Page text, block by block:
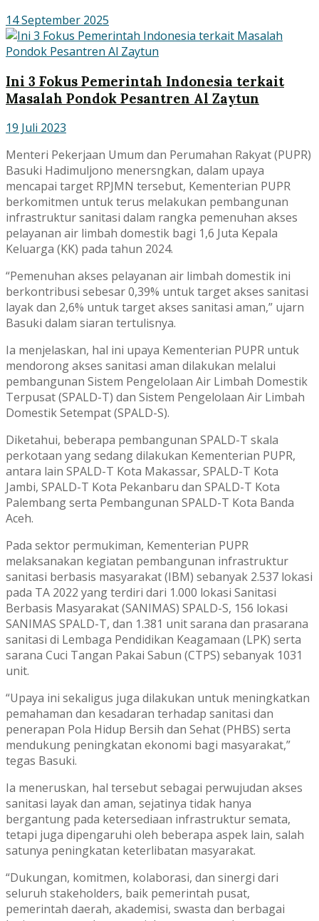
14 September 2025
Ini 3 Fokus Pemerintah Indonesia terkait
Masalah Pondok Pesantren Al Zaytun
19 Juli 2023
Menteri Pekerjaan Umum dan Perumahan Rakyat (PUPR)
Basuki Hadimuljono menersngkan, dalam upaya
mencapai target RPJMN tersebut, Kementerian PUPR
berkomitmen untuk terus melakukan pembangunan
infrastruktur sanitasi dalam rangka pemenuhan akses
pelayanan air limbah domestik bagi 1,6 Juta Kepala
Keluarga (KK) pada tahun 2024.
“Pemenuhan akses pelayanan air limbah domestik ini
berkontribusi sebesar 0,39% untuk target akses sanitasi
layak dan 2,6% untuk target akses sanitasi aman,” ujarn
Basuki dalam siaran tertulisnya.
Ia menjelaskan, hal ini upaya Kementerian PUPR untuk
mendorong akses sanitasi aman dilakukan melalui
pembangunan Sistem Pengelolaan Air Limbah Domestik
Terpusat (SPALD-T) dan Sistem Pengelolaan Air Limbah
Domestik Setempat (SPALD-S).
Diketahui, beberapa pembangunan SPALD-T skala
perkotaan yang sedang dilakukan Kementerian PUPR,
antara lain SPALD-T Kota Makassar, SPALD-T Kota
Jambi, SPALD-T Kota Pekanbaru dan SPALD-T Kota
Palembang serta Pembangunan SPALD-T Kota Banda
Aceh.
Pada sektor permukiman, Kementerian PUPR
melaksanakan kegiatan pembangunan infrastruktur
sanitasi berbasis masyarakat (IBM) sebanyak 2.537 lokasi
pada TA 2022 yang terdiri dari 1.000 lokasi Sanitasi
Berbasis Masyarakat (SANIMAS) SPALD-S, 156 lokasi
SANIMAS SPALD-T, dan 1.381 unit sarana dan prasarana
sanitasi di Lembaga Pendidikan Keagamaan (LPK) serta
sarana Cuci Tangan Pakai Sabun (CTPS) sebanyak 1031
unit.
“Upaya ini sekaligus juga dilakukan untuk meningkatkan
pemahaman dan kesadaran terhadap sanitasi dan
penerapan Pola Hidup Bersih dan Sehat (PHBS) serta
mendukung peningkatan ekonomi bagi masyarakat,”
tegas Basuki.
Ia meneruskan, hal tersebut sebagai perwujudan akses
sanitasi layak dan aman, sejatinya tidak hanya
bergantung pada ketersediaan infrastruktur semata,
tetapi juga dipengaruhi oleh beberapa aspek lain, salah
satunya peningkatan keterlibatan masyarakat.
“Dukungan, komitmen, kolaborasi, dan sinergi dari
seluruh stakeholders, baik pemerintah pusat,
pemerintah daerah, akademisi, swasta dan berbagai